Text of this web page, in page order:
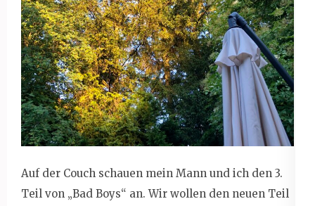
Auf der Couch schauen mein Mann und ich den 3.
Teil von „Bad Boys“ an. Wir wollen den neuen Teil